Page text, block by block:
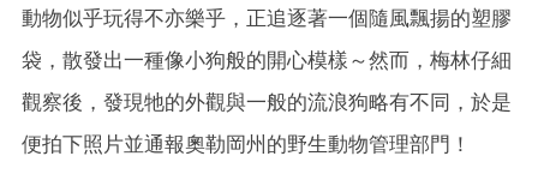
動物似乎玩得不亦樂乎，正追逐著一個隨風飄揚的塑膠
袋，散發出一種像小狗般的開心模樣～然而，梅林仔細
觀察後，發現牠的外觀與一般的流浪狗略有不同，於是
便拍下照片並通報奧勒岡州的野生動物管理部門！